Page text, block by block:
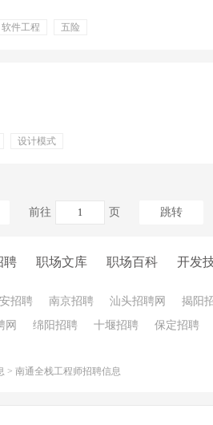
软件工程
五险
设计模式
前往 页 跳转
聘 职场文库 职场百科 开发
招聘 南京招聘 汕头招聘网 揭阳
网 绵阳招聘 十堰招聘 保定招聘
> 南通全栈工程师招聘信息